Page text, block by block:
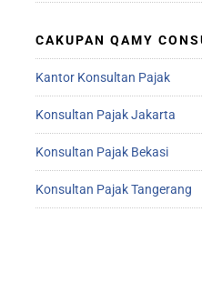
CAKUPAN QAMY
Kantor Konsultan Pajak
Konsultan Pajak Jakarta
Konsultan Pajak Bekasi
Konsultan Pajak Tangerang